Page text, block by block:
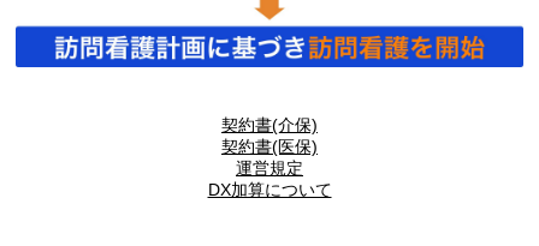
契約書(介保)
契約書(医保)
運営規定
DX加算について